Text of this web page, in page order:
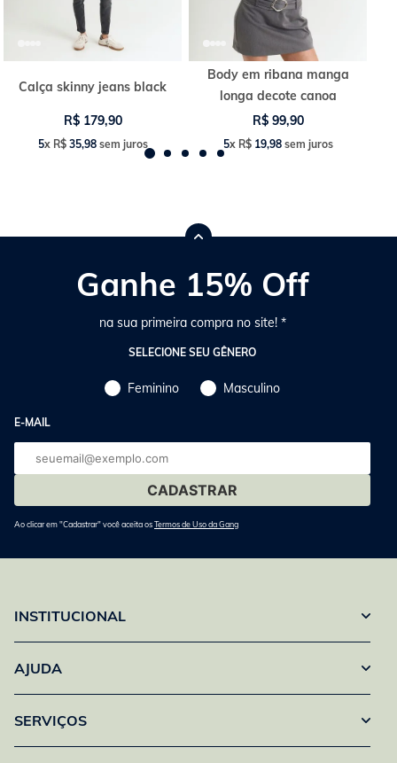
Calça skinny jeans black
R$ 179,90
5x R$ 35,98sem juros
Body em ribana manga
longa decote canoa
R$ 99,90
5x R$ 19,98sem juros
Ganhe 15% Off
na sua primeira compra no site! *
SELECIONE SEU GÊNERO
Feminino Masculino
E-MAIL
E-
mail
Ao clicar em "Cadastrar" você aceita osTermos de Uso da Gang
INSTITUCIONAL
AJUDA
SERVIÇOS